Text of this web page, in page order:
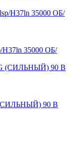
35000 ОБ/
90 В